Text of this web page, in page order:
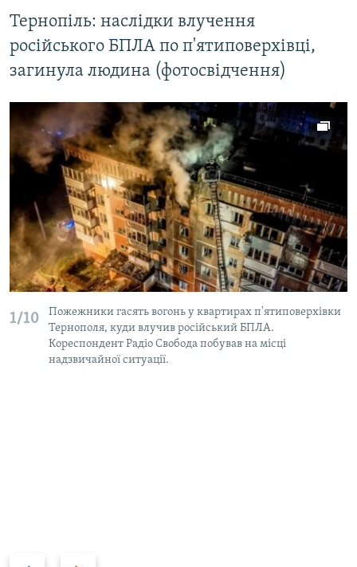
Тернопіль: наслідки влучення
російського БПЛА по п'ятиповерхівці,
загинула людина (фотосвідчення)
1/10
Пожежники гасять вогонь у квартирах п'ятиповерхівки
Тернополя, куди влучив російський БПЛА.
Кореспондент Радіо Свобода побував на місці
надзвичайної ситуації.